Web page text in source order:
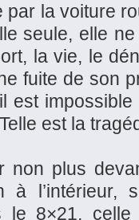
la voiture
seule, elle
la vie, le
fuite de son
est
est la
non plus
à l’intérieur,
le 8×21,